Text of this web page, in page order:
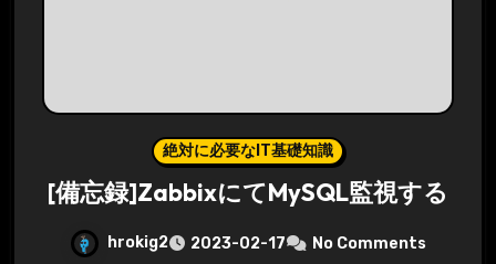
絶対に必要なIT基礎知識
[備忘録]ZabbixにてMySQL監視する
hrokig2 2023-02-17 No Comments